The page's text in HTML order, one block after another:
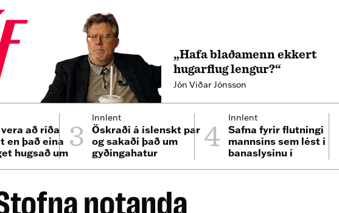
„Hafa blaðamenn ekkert
hugarflug lengur?“
Jón Viðar Jónsson
að ríða
en það eina
hugsað um3 Innlent
Öskraði á íslenskt par
og sakaði það um
gyðingahatur
4 Innlent
Safna fyrir flutningi
mannsins sem lést í
banaslysinu í
notanda